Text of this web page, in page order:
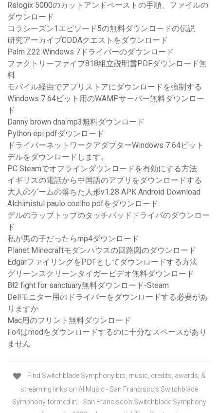
Rslogix 5000のカットアンドペーストの手順、ファイルの
ダウンロード
コラシーズン1エピソード5の無料ダウンロードの伝説
研究アーカイブCDDAクエストをダウンロード
Palm Z22 Windows 7ドライバーのダウンロード
ファクトリーファイブ818組立説明書PDFダウンロード無
料
モバイル経由でアプリストアにダウンロードを強制する
Windows 7 64ビット用のWAMPサーバー無料ダウンロー
ド
Danny brown dna mp3無料ダウンロード
Python epi pdfダウンロード
ドライバーネットワークアダプターWindows 7 64ビット
デルをダウンロードします。
PC Steamでオフラインダウンロードを有効にする方法
イギリスの電話から中国語のアプリをダウンロードする
大人のゲームの落ちた人形v1.28 APK Android Download
Alchimistul paulo coelho pdfをダウンロード
デルのラップトップのタッチパッドドライバのダウンロー
ド
私が男の子だったらmp4ダウンロード
Planet Minecraftモダンハウスの回路図のダウンロード
EdgarファイリングをPDFとしてダウンロードする方法
グリーンスクリーンタイガービデオ無料ダウンロード
Bl2 fight for sanctuary無料ダウンロード-Steam
Dellモニター用のドライバーをダウンロードする必要があ
りますか
Mac用のフリント無料ダウンロード
Fo4はmodをダウンロードするのに十分なスペースがあり
ません
Find Switchblade Symphony bio, music, credits, awards, &
streaming links on AllMusic - San Francisco's Switchblade
Symphony formed in… San Francisco's Switchblade Symphony